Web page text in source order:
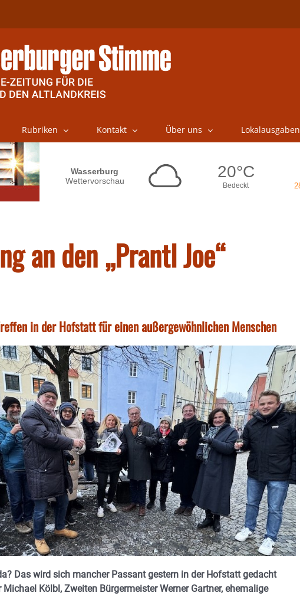
Rubriken Kontakt Über uns Lokalausgaben
an den „Prantl Joe“
in der Hofstatt für einen außergewöhnlichen Menschen
Das wird sich mancher Passant gestern in der Hofstatt gedacht
Kölbl, Zweiten Bürgermeister Werner Gartner, ehemalige